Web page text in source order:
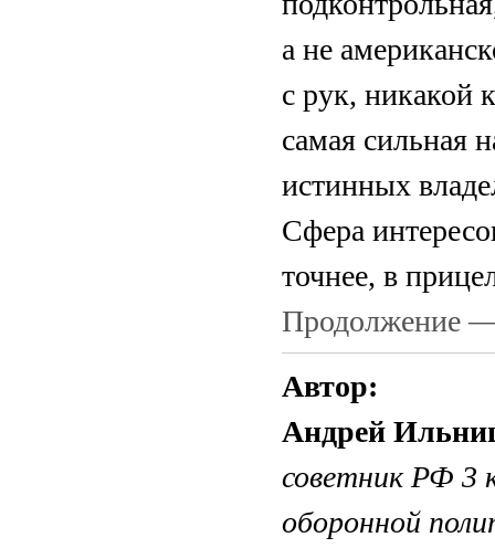
а не
с рук, никакой
самая сильная
истинных
Сфера
точнее, в
Продолжение
Автор:
Андрей
советник РФ 3
оборонной